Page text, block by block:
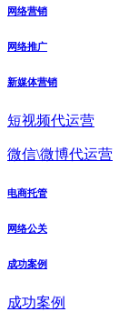
网络营销
网络推广
新媒体营销
短视频代运营
微信\微博代运营
电商托管
网络公关
成功案例
成功案例